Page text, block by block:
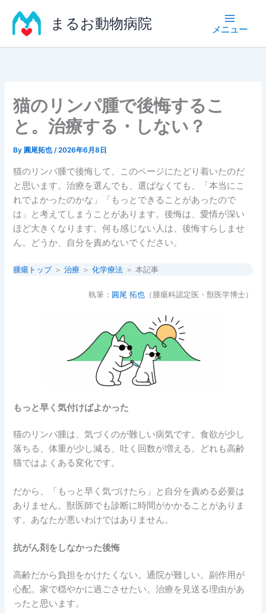
ス
まるお動物病院
猫のリンパ腫で後悔するこ
と。治療する・しない？
By 圓尾拓也/2026年6月8日
猫のリンパ腫で後悔して、このページにたどり着いたのだ
と思います。治療を選んでも、選ばなくても、「本当にこ
れでよかったのかな」「もっとできることがあったので
は」と考えてしまうことがあります。後悔は、愛情が深い
ほど大きくなります。何も感じない人は、後悔すらしませ
ん。どうか、自分を責めないでください。
腫瘍トップ ＞治療 ＞化学療法 ＞ 本記事
執筆： 圓尾 拓也（腫瘍科認定医・獣医学博士）
もっと早く気付けばよかった
猫のリンパ腫は、気づくのが難しい病気です。食欲が少し
落ちる、体重が少し減る、吐く回数が増える。どれも高齢
猫ではよくある変化です。
だから、「もっと早く気づけたら」と自分を責める必要は
ありません。獣医師でも診断に時間がかかることがありま
す。あなたが悪いわけではありません。
抗がん剤をしなかった後悔
高齢だから負担をかけたくない。通院が難しい。副作用が
心配。家で穏やかに過ごさせたい。治療を見送る理由があ
ったと思います。